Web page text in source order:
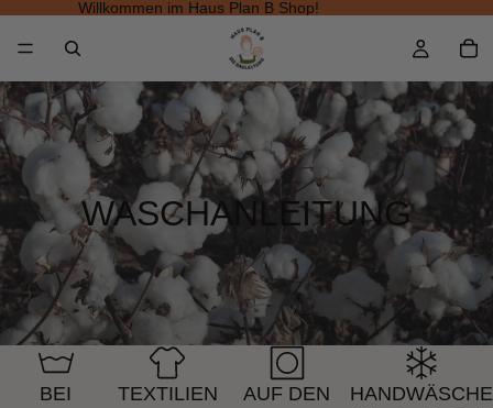
Willkommen im Haus Plan B Shop!
WASCHANLEITUNG
BEI
TEXTILIEN
AUF DEN
HANDWÄSCHE